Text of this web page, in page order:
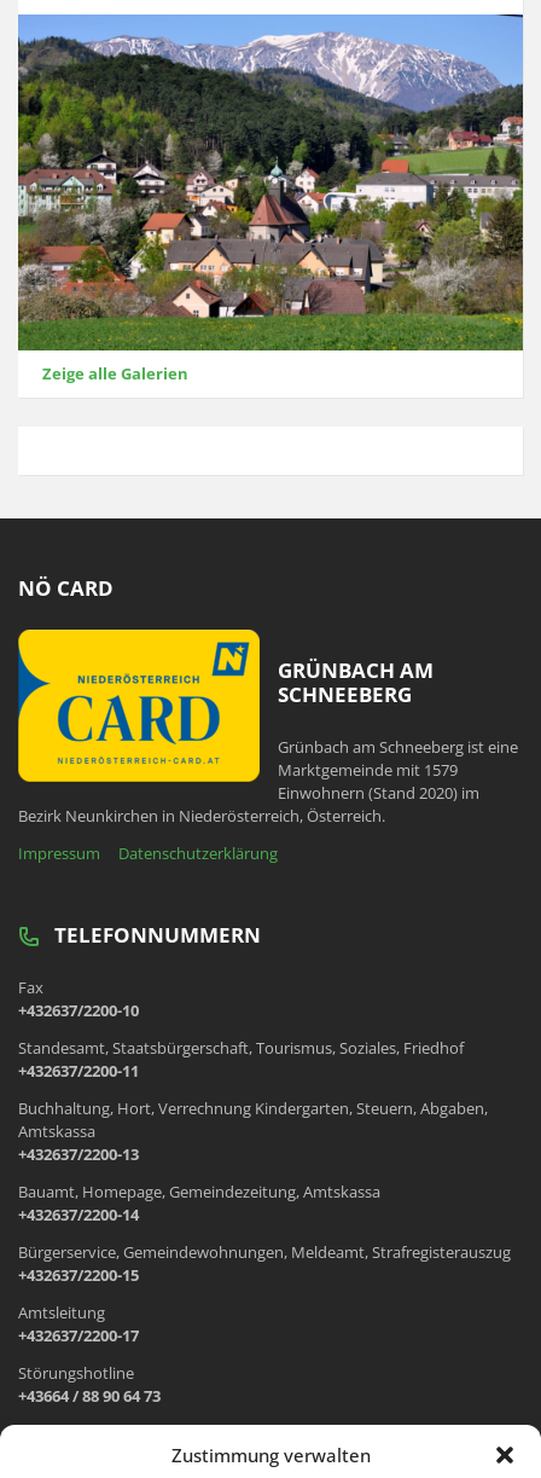
Zustimmung verwalten
Zeige alle Galerien
NÖ CARD
GRÜNBACH AM
SCHNEEBERG
Grünbach am Schneeberg ist eine
Marktgemeinde mit 1579
Einwohnern (Stand 2020) im
Bezirk Neunkirchen in Niederösterreich, Österreich.
Impressum
Datenschutzerklärung
TELEFONNUMMERN
Fax
+432637/2200-10
Standesamt, Staatsbürgerschaft, Tourismus, Soziales, Friedhof
+432637/2200-11
Buchhaltung, Hort, Verrechnung Kindergarten, Steuern, Abgaben,
Amtskassa
+432637/2200-13
Bauamt, Homepage, Gemeindezeitung, Amtskassa
+432637/2200-14
Bürgerservice, Gemeindewohnungen, Meldeamt, Strafregisterauszug
+432637/2200-15
Amtsleitung
+432637/2200-17
Störungshotline
+43664 / 88 90 64 73